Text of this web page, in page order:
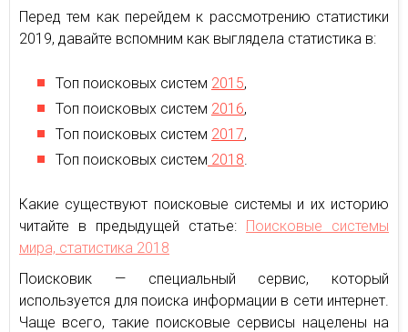
Перед тем как перейдем к рассмотрению статистики
2019, давайте вспомним как выглядела статистика в:
Топ поисковых систем 2015,
Топ поисковых систем 2016,
Топ поисковых систем 2017,
Топ поисковых систем 2018.
Какие существуют поисковые системы и их историю
читайте в предыдущей статье: Поисковые системы
мира, статистика 2018
Поисковик — специальный сервис, который
используется для поиска информации в сети интернет.
Чаще всего, такие поисковые сервисы нацелены на